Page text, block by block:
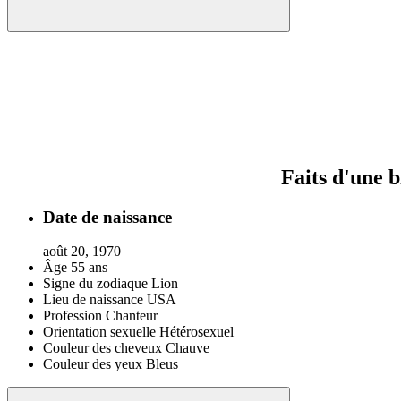
Faits d'une
Date de naissance
août 20, 1970
Âge 55 ans
Signe du zodiaque Lion
Lieu de naissance USA
Profession Chanteur
Orientation sexuelle Hétérosexuel
Couleur des cheveux Chauve
Couleur des yeux Bleus